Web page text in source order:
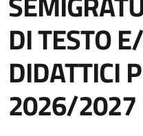
DI TESTO
DIDATTICI
2026/2027